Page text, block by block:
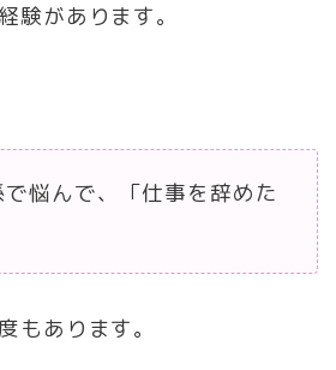
験があります。
悩んで、「仕事を辞めた
もあります。